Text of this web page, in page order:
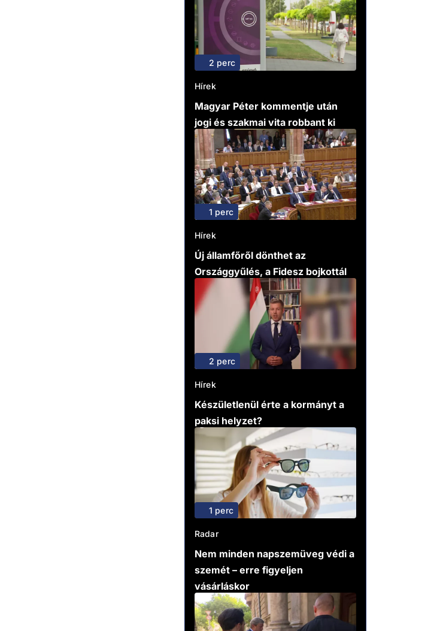
2 perc
Hírek
Magyar Péter kommentje után
jogi és szakmai vita robbant ki
1 perc
Hírek
Új államfőről dönthet az
Országgyűlés, a Fidesz bojkottál
2 perc
Hírek
Készületlenül érte a kormányt a
paksi helyzet?
1 perc
Radar
Nem minden napszemüveg védi a
szemét – erre figyeljen
vásárláskor